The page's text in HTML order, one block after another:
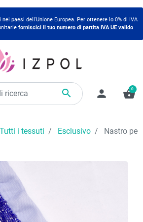
paesi dell'Unione Europea. Per ottenere lo 0% di IVA
forniscici il tuo numero di partita IVA UE valido
 person shopping_basket
0
Tutti i tessuti Esclusivo Nastro